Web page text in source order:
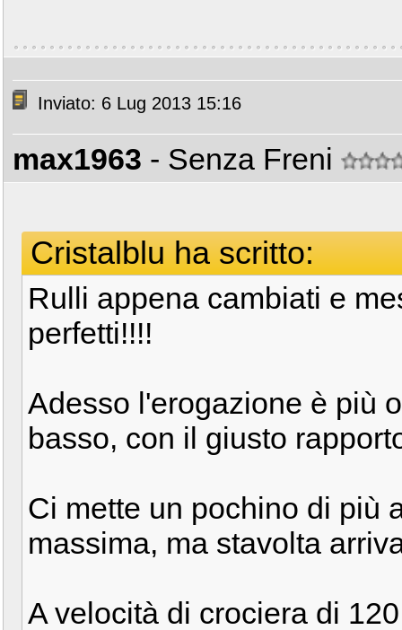
Inviato: 6 Lug 2013 15:16
max1963 - Senza Freni
Cristalblu ha scritto:
Rulli appena cambiati e
perfetti!!!!
Adesso l'erogazione è più
basso, con il giusto
Ci mette un pochino di più
massima, ma stavolta
A velocità di crociera di